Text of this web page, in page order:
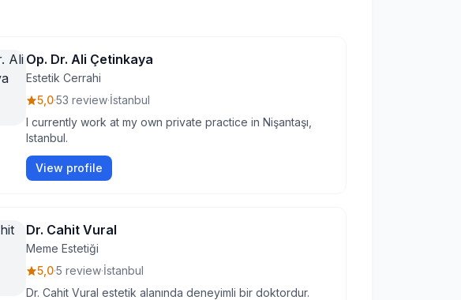
Op. Dr. Ali Çetinkaya
Estetik Cerrahi
5,0·53 review·İstanbul
I currently work at my own private practice in Nişantaşı,
Istanbul.
View profile
Dr. Cahit Vural
Meme Estetiği
5,0·5 review·İstanbul
Dr. Cahit Vural estetik alanında deneyimli bir doktordur.